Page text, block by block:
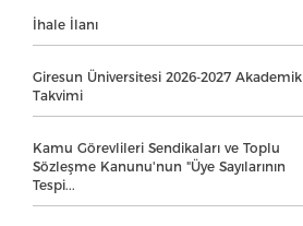
İhale İlanı
Giresun Üniversitesi 2026-2027 Akademik
Takvimi
Kamu Görevlileri Sendikaları ve Toplu
Sözleşme Kanunu'nun "Üye Sayılarının
Tespi...